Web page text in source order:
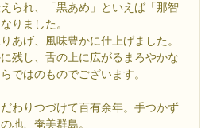
られ、「黒あめ」といえば「那智
りました。
あげ、風味豊かに仕上げました。
残し、舌の上に広がるまろやかな
ではのものでございます。
わりつづけて百有余年。手つかず
地、奄美群島。